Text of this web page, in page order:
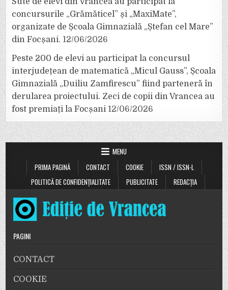
concursurile „Grămăticel” și „MaxiMate”,
organizate de Școala Gimnazială „Ștefan cel Mare”
din Focșani. 12/06/2026
Peste 200 de elevi au participat la concursul
interjudețean de matematică „Micul Gauss”, Școala
Gimnazială „Duiliu Zamfirescu” fiind parteneră în
derularea proiectului. Zeci de copii din Vrancea au
fost premiați la Focșani 12/06/2026
MENU
PRIMA PAGINĂ
CONTACT COOKIE
ISSN / ISSN-L
POLITICĂ DE CONFIDENȚIALITATE
PUBLICITATE REDACȚIA
PAGINI
CONTACT
COOKIE